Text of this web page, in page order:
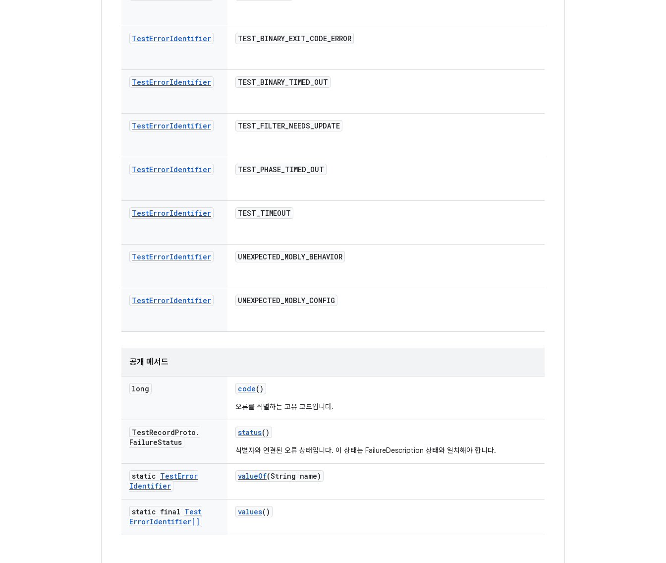
TestErrorIdentifier TEST_BINARY_EXIT_CODE_ERROR
TestErrorIdentifier TEST_BINARY_TIMED_OUT
TestErrorIdentifier TEST_FILTER_NEEDS_UPDATE
TestErrorIdentifier TEST_PHASE_TIMED_OUT
TestErrorIdentifier TEST_TIMEOUT
TestErrorIdentifier UNEXPECTED_MOBLY_BEHAVIOR
TestErrorIdentifier UNEXPECTED_MOBLY_CONFIG
공개 메서드
long code()
오류를 식별하는 고유 코드입니다.
TestRecordProto .
FailureStatus
status()
식별자와 연결된 오류 상태입니다. 이 상태는 FailureDescription 상태와 일치해야 합니다.
static TestError
Identifier
valueOf(String name)
static final Test
ErrorIdentifier[]
values()